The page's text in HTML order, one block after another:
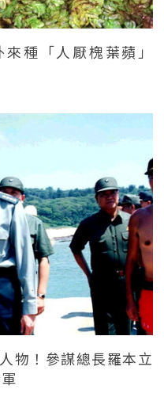
種「人厭槐葉蘋」
物！參謀總長羅本立